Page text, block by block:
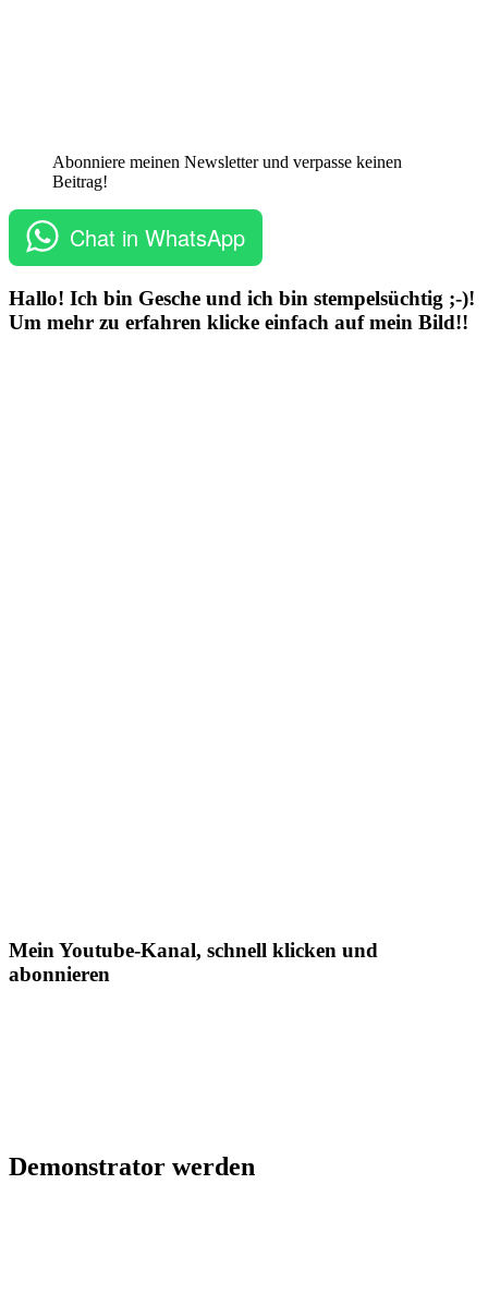
Abonniere meinen Newsletter und verpasse keinen
Beitrag!
Chat in WhatsApp
Hallo! Ich bin Gesche und ich bin stempelsüchtig ;-)!
Um mehr zu erfahren klicke einfach auf mein Bild!!
Mein Youtube-Kanal, schnell klicken und
abonnieren
Demonstrator werden